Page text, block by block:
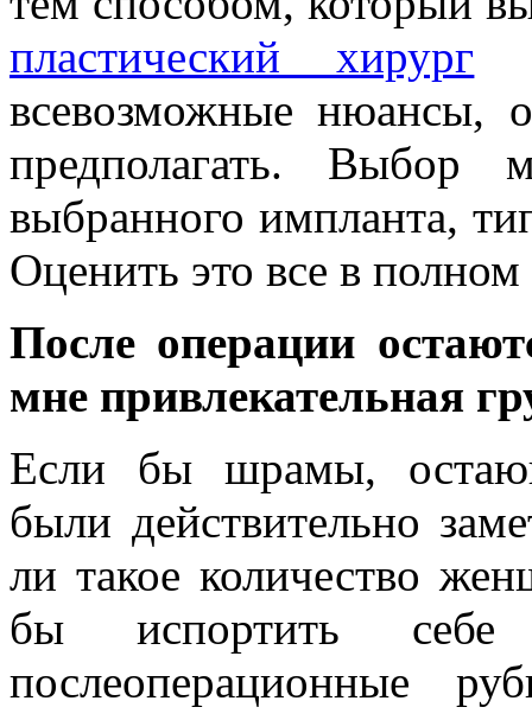
пластический хирург
всевозможные нюансы,
предполагать. Выбор
выбранного импланта,
Оценить это все в
После операции
мне привлекательная
Если бы шрамы,
были действительно
ли такое количество
бы испортить
послеоперационные